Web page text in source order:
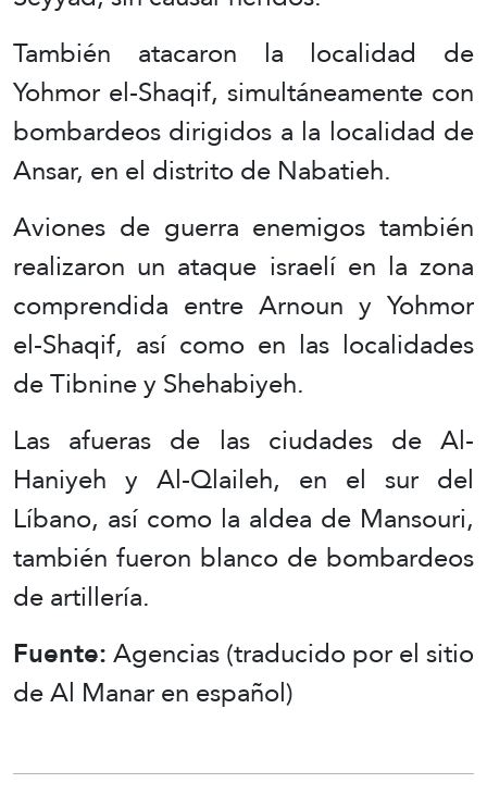
También atacaron la localidad de
Yohmor el-Shaqif, simultáneamente con
bombardeos dirigidos a la localidad de
Ansar, en el distrito de Nabatieh.
Aviones de guerra enemigos también
realizaron un ataque israelí en la zona
comprendida entre Arnoun y Yohmor
el-Shaqif, así como en las localidades
de Tibnine y Shehabiyeh.
Las afueras de las ciudades de Al-
Haniyeh y Al-Qlaileh, en el sur del
Líbano, así como la aldea de Mansouri,
también fueron blanco de bombardeos
de artillería.
Fuente:Agencias (traducido por el sitio
de Al Manar en español)